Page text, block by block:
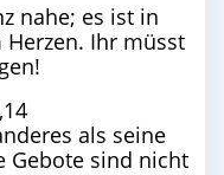
nahe; es ist in
Ihr müsst
als seine
Gebote sind nicht